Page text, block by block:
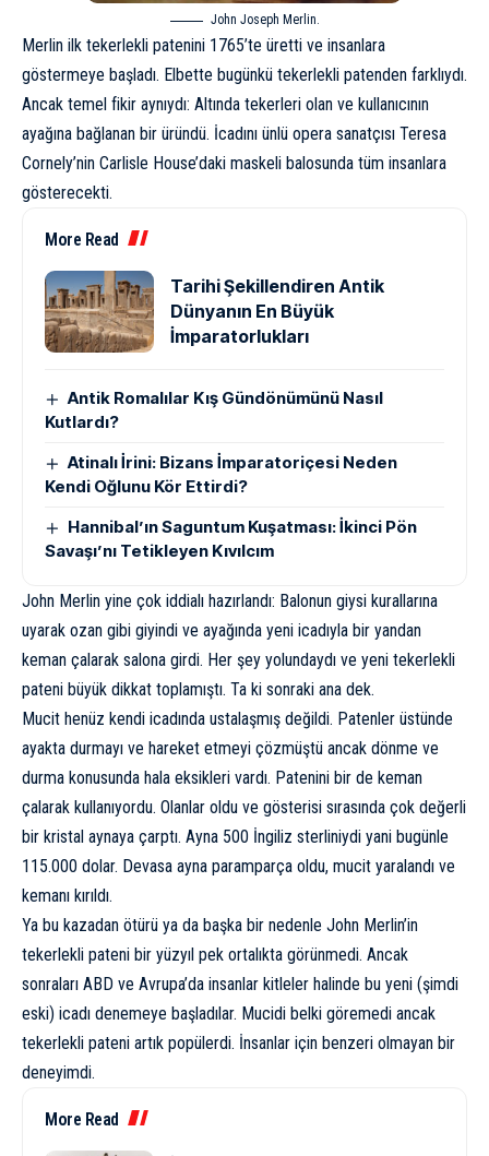
John Joseph Merlin.
Merlin ilk tekerlekli patenini 1765’te üretti ve insanlara
göstermeye başladı. Elbette bugünkü tekerlekli patenden farklıydı.
Ancak temel fikir aynıydı: Altında tekerleri olan ve kullanıcının
ayağına bağlanan bir üründü. İcadını ünlü opera sanatçısı Teresa
Cornely’nin Carlisle House’daki maskeli balosunda tüm insanlara
gösterecekti.
More Read
Tarihi Şekillendiren Antik
Dünyanın En Büyük
İmparatorlukları
Antik Romalılar Kış Gündönümünü Nasıl
Kutlardı?
Atinalı İrini: Bizans İmparatoriçesi Neden
Kendi Oğlunu Kör Ettirdi?
Hannibal’ın Saguntum Kuşatması: İkinci Pön
Savaşı’nı Tetikleyen Kıvılcım
John Merlin yine çok iddialı hazırlandı: Balonun giysi kurallarına
uyarak ozan gibi giyindi ve ayağında yeni icadıyla bir yandan
keman çalarak salona girdi. Her şey yolundaydı ve yeni tekerlekli
pateni büyük dikkat toplamıştı. Ta ki sonraki ana dek.
Mucit henüz kendi icadında ustalaşmış değildi. Patenler üstünde
ayakta durmayı ve hareket etmeyi çözmüştü ancak dönme ve
durma konusunda hala eksikleri vardı. Patenini bir de keman
çalarak kullanıyordu. Olanlar oldu ve gösterisi sırasında çok değerli
bir kristal aynaya çarptı. Ayna 500 İngiliz sterliniydi yani bugünle
115.000 dolar. Devasa ayna paramparça oldu, mucit yaralandı ve
kemanı kırıldı.
Ya bu kazadan ötürü ya da başka bir nedenle John Merlin’in
tekerlekli pateni bir yüzyıl pek ortalıkta görünmedi. Ancak
sonraları ABD ve Avrupa’da insanlar kitleler halinde bu yeni (şimdi
eski) icadı denemeye başladılar. Mucidi belki göremedi ancak
tekerlekli pateni artık popülerdi. İnsanlar için benzeri olmayan bir
deneyimdi.
More Read